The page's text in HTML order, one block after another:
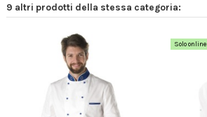
9 altri prodotti della stessa categoria:
Solo online